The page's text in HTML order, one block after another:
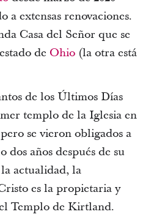
a extensas renovaciones.
Casa del Señor que se
de Ohio(la otra está
de los Últimos Días
templo de la Iglesia en
se vieron obligados a
dos años después de su
actualidad, la
es la propietaria y
Templo de Kirtland.